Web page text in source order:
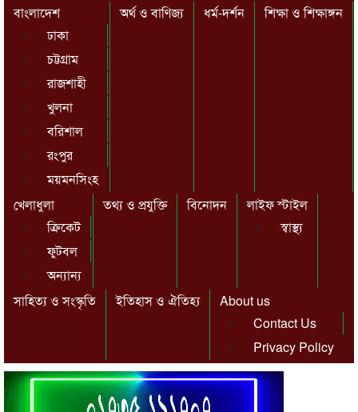
বাংলাদেশ
ঢাকা
চট্টগ্রাম
রাজশাহী
খুলনা
বরিশাল
রংপুর
ময়মনসিংহ
অর্থ ও বাণিজ্য ধর্ম-দর্শন শিক্ষা ও শিক্ষাঙ্গন
খেলাধুলা
ক্রিকেট
ফুটবল
অন্যান্য
তথ্য ও প্রযুক্তি বিনোদন
লাইফ স্টাইল
স্বাস্থ্য
সাহিত্য ও সংস্কৃতি ইতিহাস ও ঐতিহ্য
About us
Contact Us
Privacy Policy